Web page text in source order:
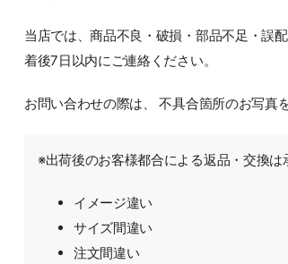
当店では、商品不良・破損・部品不足・誤
着後7日以内にご連絡ください。
お問い合わせの際は、 不具合箇所のお写真
※出荷後のお客様都合による返品・交換は
イメージ違い
サイズ間違い
注文間違い